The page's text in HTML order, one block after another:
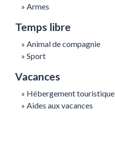
Armes
Temps libre
Animal de compagnie
Sport
Vacances
Hébergement touristique
Aides aux vacances